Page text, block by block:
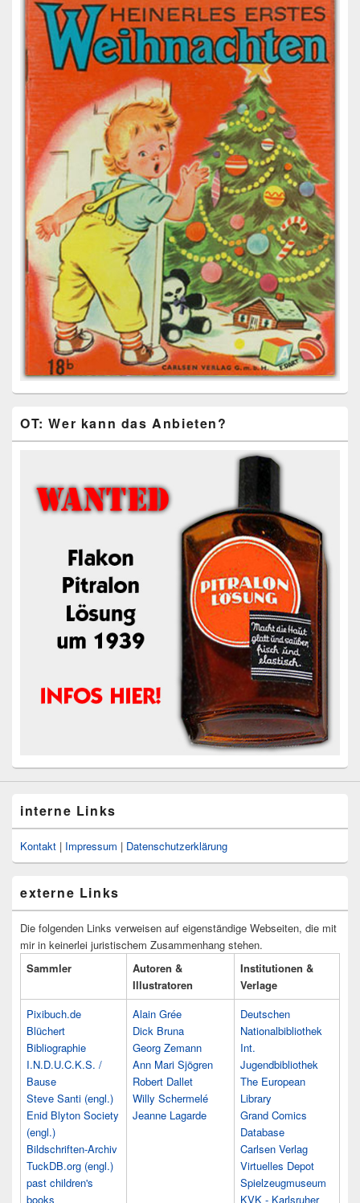
OT: Wer kann das Anbieten?
interne Links
Kontakt | Impressum | Datenschutzerklärung
externe Links
Die folgenden Links verweisen auf eigenständige Webseiten, die mit
mir in keinerlei juristischem Zusammenhang stehen.
Sammler
Autoren &
Illustratoren
Institutionen &
Verlage
Pixibuch.de
Blüchert
Bibliographie
I.N.D.U.C.K.S. /
Bause
Steve Santi (engl.)
Enid Blyton Society
(engl.)
Bildschriften-Archiv
TuckDB.org (engl.)
past children's
books
Alain Grée
Dick Bruna
Georg Zemann
Ann Mari Sjögren
Robert Dallet
Willy Schermelé
Jeanne Lagarde
Deutschen
Nationalbibliothek
Int.
Jugendbibliothek
The European
Library
Grand Comics
Database
Carlsen Verlag
Virtuelles Depot
Spielzeugmuseum
KVK - Karlsruher